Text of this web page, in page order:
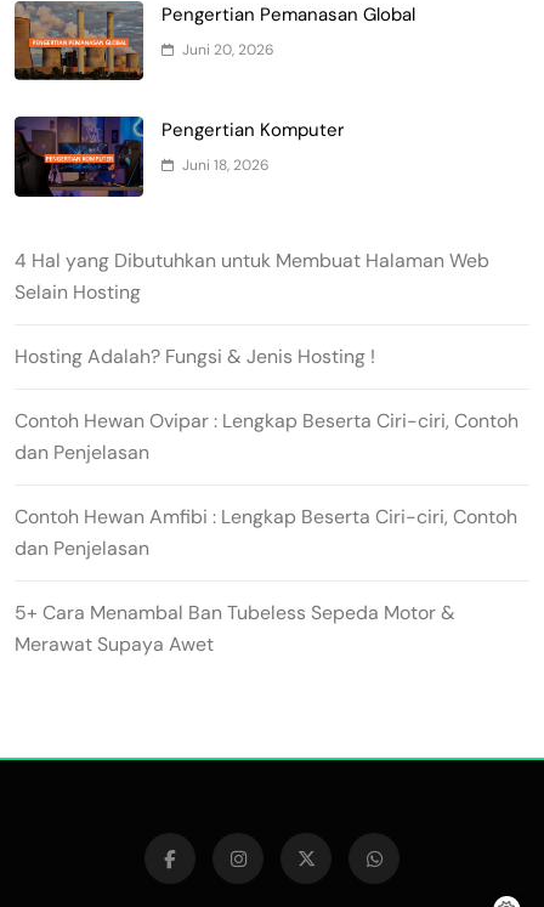
Pengertian Pemanasan Global
Juni 20, 2026
Pengertian Komputer
Juni 18, 2026
4 Hal yang Dibutuhkan untuk Membuat Halaman Web
Selain Hosting
Hosting Adalah? Fungsi & Jenis Hosting !
Contoh Hewan Ovipar : Lengkap Beserta Ciri-ciri, Contoh
dan Penjelasan
Contoh Hewan Amfibi : Lengkap Beserta Ciri-ciri, Contoh
dan Penjelasan
5+ Cara Menambal Ban Tubeless Sepeda Motor &
Merawat Supaya Awet